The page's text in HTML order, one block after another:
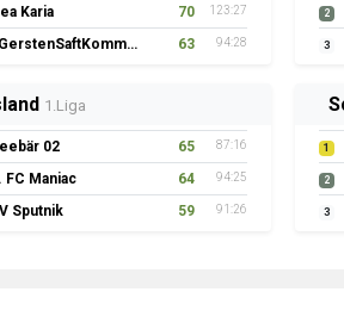
Karia 70 123:27
>GerstenSaftKommando 63 94:28
2
3
1.Liga
02 65 87:16
FC Maniac 64 94:25
Sputnik 59 91:26
1
2
3